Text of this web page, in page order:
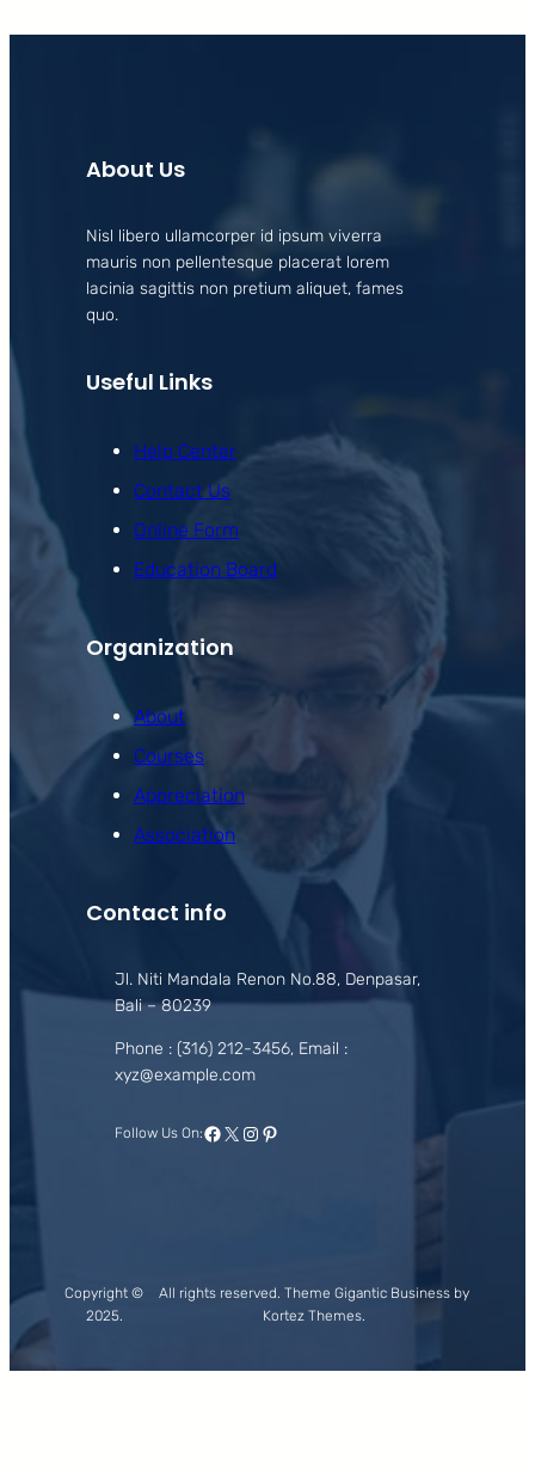
About Us
Nisl libero ullamcorper id ipsum viverra
mauris non pellentesque placerat lorem
lacinia sagittis non pretium aliquet, fames
quo.
Useful Links
Help Center
Contact Us
Online Form
Education Board
Organization
About
Courses
Appreciation
Association
Contact info
Jl. Niti Mandala Renon No.88, Denpasar,
Bali – 80239
Phone : (316) 212-3456, Email :
xyz@example.com
Follow Us On:Facebook
X Instagram
Pinterest
Copyright ©
2025.
All rights reserved. Theme Gigantic Business by
Kortez Themes.